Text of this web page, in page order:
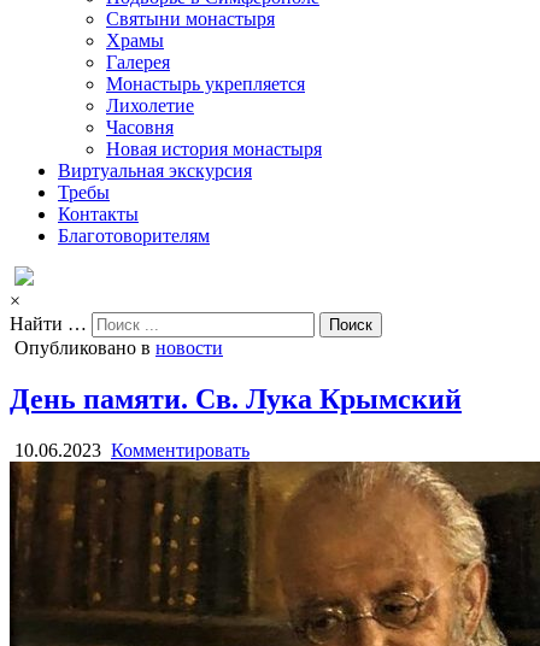
Святыни монастыря
Храмы
Галерея
Монастырь укрепляется
Лихолетие
Часовня
Новая история монастыря
Виртуальная экскурсия
Требы
Контакты
Благотоворителям
×
Найти …
Опубликовано в новости
День памяти. Св. Лука Крымский
10.06.2023 Комментировать